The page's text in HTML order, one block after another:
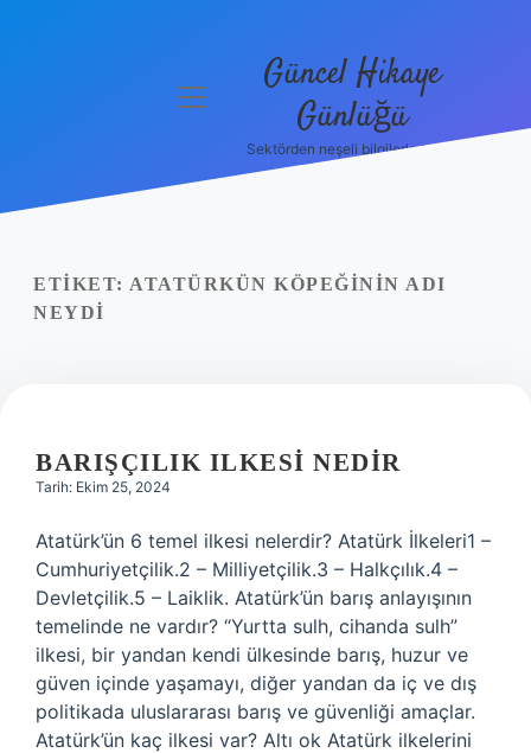
Yasal Uyarı
menüyü
Güncel Hikaye
Günlüğü
Sektörden neşeli bilgilerle tanış!
ETIKET: ATATÜRKÜN KÖPEĞININ ADI
NEYDI
BARIŞÇILIK ILKESI NEDIR
Tarih: Ekim 25, 2024
Atatürk’ün 6 temel ilkesi nelerdir? Atatürk İlkeleri1 –
Cumhuriyetçilik.2 – Milliyetçilik.3 – Halkçılık.4 –
Devletçilik.5 – Laiklik. Atatürk’ün barış anlayışının
temelinde ne vardır? “Yurtta sulh, cihanda sulh”
ilkesi, bir yandan kendi ülkesinde barış, huzur ve
güven içinde yaşamayı, diğer yandan da iç ve dış
politikada uluslararası barış ve güvenliği amaçlar.
Atatürk’ün kaç ilkesi var? Altı ok Atatürk ilkelerini